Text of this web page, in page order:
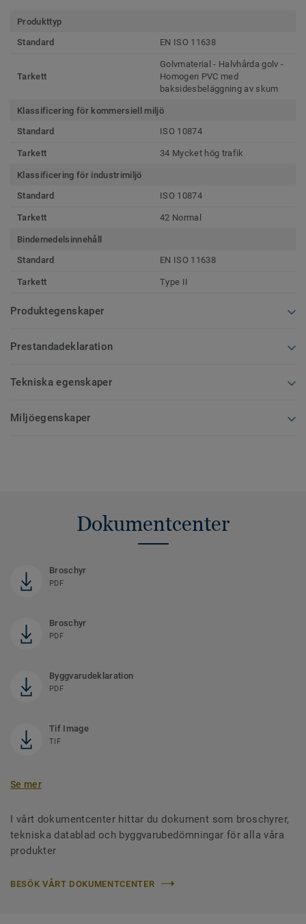
Produkttyp
Standard
EN ISO 11638
Tarkett
Golvmaterial - Halvhårda golv -
Homogen PVC med
baksidesbeläggning av skum
Klassificering för kommersiell miljö
Standard
ISO 10874
Tarkett 34 Mycket hög trafik
Klassificering för industrimiljö
Standard
ISO 10874
Tarkett 42 Normal
Bindemedelsinnehåll
Standard
EN ISO 11638
Tarkett Type II
Produktegenskaper
Prestandadeklaration
Tekniska egenskaper
Miljöegenskaper
Dokumentcenter
Broschyr
PDF
Broschyr
PDF
Byggvarudeklaration
PDF
Tif Image
TIF
Se mer
I vårt dokumentcenter hittar du dokument som broschyrer,
tekniska datablad och byggvarubedömningar för alla våra
produkter
BESÖK VÅRT DOKUMENTCENTER